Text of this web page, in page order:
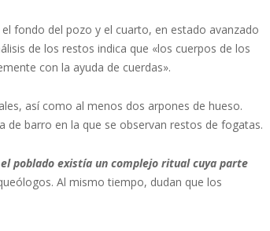
fondo del pozo y el cuarto, en estado avanzado
de los restos indica que «los cuerpos de los
con la ayuda de cuerdas».
así como al menos dos arpones de hueso.
barro en la que se observan restos de fogatas.
poblado existía un complejo ritual cuya parte
Al mismo tiempo, dudan que los